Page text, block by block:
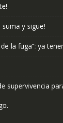
suma y sigue!
la fuga”: ya
supervivencia